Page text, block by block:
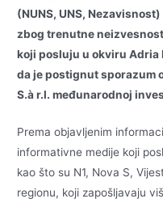
(NUNS, UNS,
zbog trenutne
koji posluju u okviru Adria
da je postignut sporazum
S.à r.l. međunarodnoj
Prema objavljenim
informativne medije koji
kao što su N1, Nova S,
regionu, koji zapošljavaju